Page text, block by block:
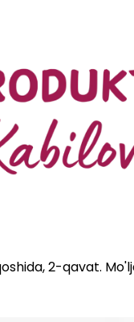
2-qavat.